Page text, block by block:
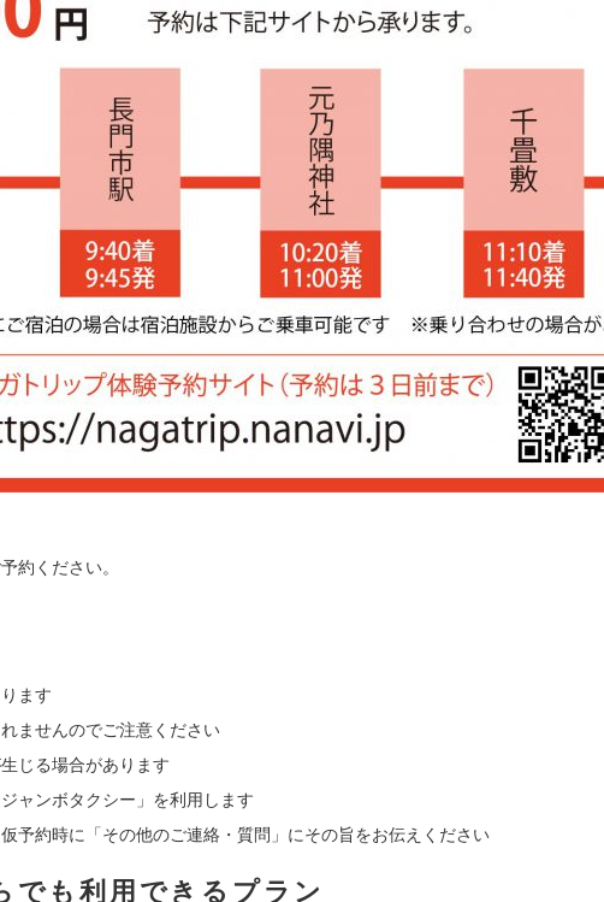
約ください。
ます
ませんのでご注意ください
じる場合があります
ャンボタクシー」を利用します
予約時に「その他のご連絡・質問」にその旨をお伝えください
でも利用できるプラン